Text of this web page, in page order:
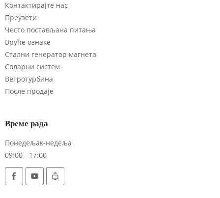
Контактирајте нас
Преузети
Често постављана питања
Вруће ознаке
Стални генератор магнета
Соларни систем
Ветротурбина
После продаје
Време рада
Понедељак-недеља
09:00 - 17:00